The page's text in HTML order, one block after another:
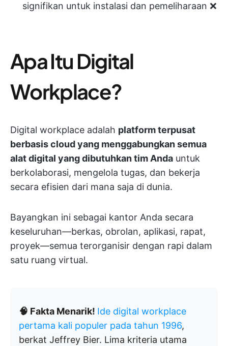
signifikan untuk instalasi dan pemeliharaan ❌
Apa Itu Digital
Workplace?
Digital workplace adalah platform terpusat
berbasis cloud yang menggabungkan semua
alat digital yang dibutuhkan tim Anda untuk
berkolaborasi, mengelola tugas, dan bekerja
secara efisien dari mana saja di dunia.
Bayangkan ini sebagai kantor Anda secara
keseluruhan—berkas, obrolan, aplikasi, rapat,
proyek—semua terorganisir dengan rapi dalam
satu ruang virtual.
🧠 Fakta Menarik! Ide digital workplace
pertama kali populer pada tahun 1996,
berkat Jeffrey Bier. Lima kriteria utama